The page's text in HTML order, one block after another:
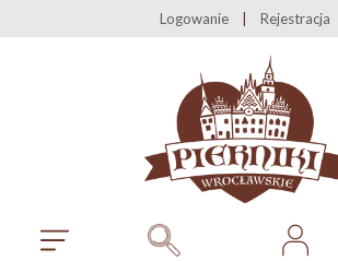
Logowanie Rejestracja